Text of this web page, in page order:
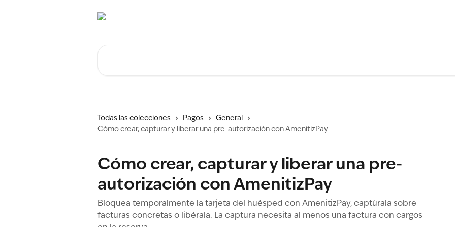
Todas las colecciones Pagos
General
Cómo crear, capturar y liberar una pre-autorización con AmenitizPay
Cómo crear, capturar y liberar una pre-
autorización con AmenitizPay
Bloquea temporalmente la tarjeta del huésped con AmenitizPay, captúrala sobre
facturas concretas o libérala. La captura necesita al menos una factura con cargos